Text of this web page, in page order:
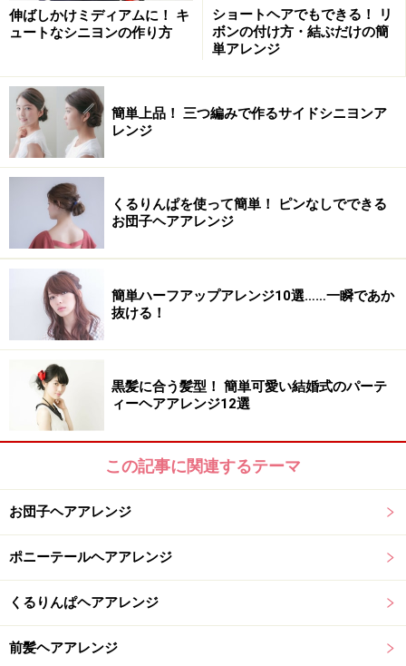
髪のクセ なし 少し
次ページでは、ヘアアレンジ方法を紹介します。
※記事内容は執筆時点のものです。最新の内容をご確認くださ
1/3 次のページへ
伸ばしかけミディアムに！ キ
ュートなシニヨンの作り方
ショートヘアでもできる！ リ
ボンの付け方・結ぶだけの簡
単アレンジ
簡単上品！ 三つ編みで作るサイドシニヨンア
レンジ
くるりんぱを使って簡単！ ピンなしでできる
お団子ヘアアレンジ
簡単ハーフアップアレンジ10選……一瞬であか
抜ける！
黒髪に合う髪型！ 簡単可愛い結婚式のパーテ
ィーヘアアレンジ12選
この記事に関連するテーマ
お団子ヘアアレンジ
ポニーテールヘアアレンジ
くるりんぱヘアアレンジ
前髪ヘアアレンジ